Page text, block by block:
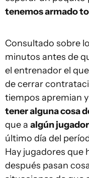
tenemos armado
Consultado sobre
minutos antes de
el entrenador el
de cerrar
tiempos apremian y
tener alguna cosa
que a algún
último día del
Hay jugadores que
después pasan